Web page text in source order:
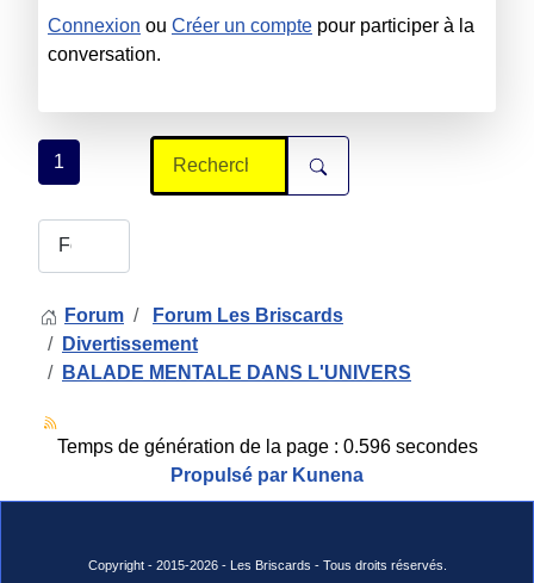
Connexion ou Créer un compte pour participer à la
conversation.
1
Forum
Forum Les Briscards
Divertissement
BALADE MENTALE DANS L'UNIVERS
Temps de génération de la page : 0.596 secondes
Propulsé par Kunena
Copyright - 2015-2026 - Les Briscards - Tous droits réservés.